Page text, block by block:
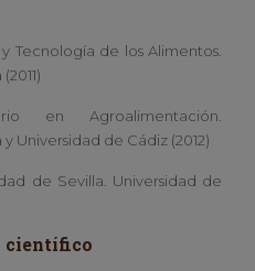
Tecnología de los Alimentos.
en Agroalimentación.
Universidad de Cádiz (2012)
de Sevilla. Universidad de
científico